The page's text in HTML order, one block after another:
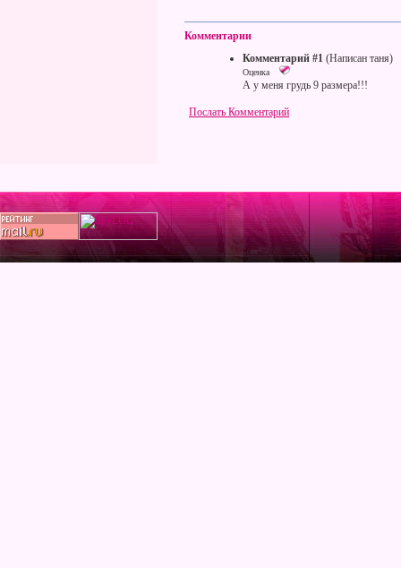
Комментарии
Комментарий #1 (Написан таня)
Оценка
А у меня грудь 9 размера!!!
Послать Комментарий